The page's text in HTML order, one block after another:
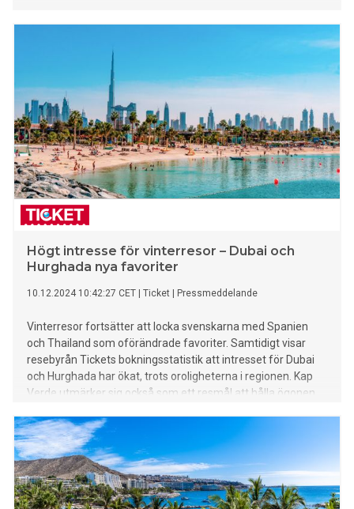
Högt intresse för vinterresor – Dubai och
Hurghada nya favoriter
10.12.2024 10:42:27 CET Ticket Pressmeddelande
Vinterresor fortsätter att locka svenskarna med Spanien
och Thailand som oförändrade favoriter. Samtidigt visar
resebyrån Tickets bokningsstatistik att intresset för Dubai
och Hurghada har ökat, trots oroligheterna i regionen. Kap
Verde utmärker sig också som ett resmål att hålla ögonen
procent.